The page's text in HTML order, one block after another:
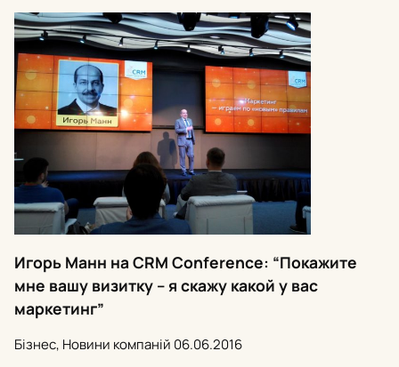
Игорь Манн на CRM Conference: “Покажите
мне вашу визитку – я скажу какой у вас
маркетинг”
Бізнес, Новини компаній 06.06.2016